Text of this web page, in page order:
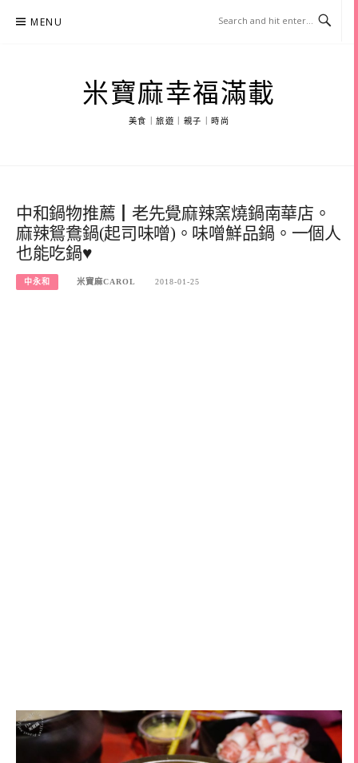
MENU
米寶麻幸福滿載
美食｜旅遊｜親子｜時尚
中和鍋物推薦┃老先覺麻辣窯燒鍋南華店。
麻辣鴛鴦鍋(起司味噌)。味噌鮮品鍋。一個人
也能吃鍋♥
中永和 米寶麻CAROL 2018-01-25